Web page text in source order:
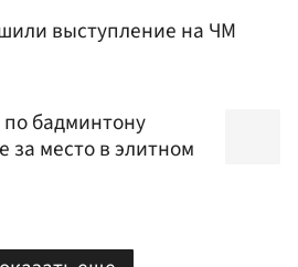
выступление на ЧМ
бадминтону
за место в элитном